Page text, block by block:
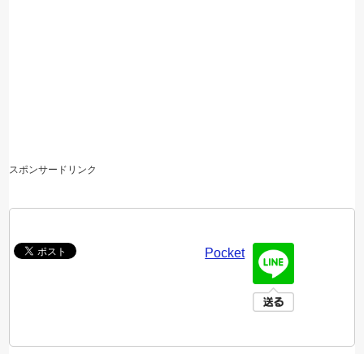
スポンサードリンク
Pocket